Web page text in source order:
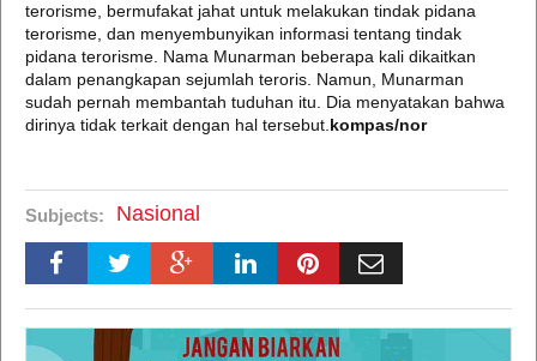
terorisme, bermufakat jahat untuk melakukan tindak pidana
terorisme, dan menyembunyikan informasi tentang tindak
pidana terorisme. Nama Munarman beberapa kali dikaitkan
dalam penangkapan sejumlah teroris. Namun, Munarman
sudah pernah membantah tuduhan itu. Dia menyatakan bahwa
dirinya tidak terkait dengan hal tersebut. kompas/nor
Subjects: Nasional